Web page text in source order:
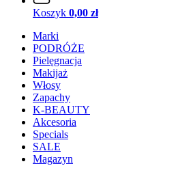
Koszyk 0,00 zł
Marki
PODRÓŻE
Pielęgnacja
Makijaż
Włosy
Zapachy
K-BEAUTY
Akcesoria
Specials
SALE
Magazyn